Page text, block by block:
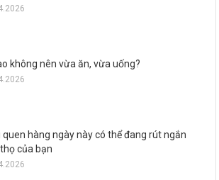
không nên vừa ăn, vừa uống?
quen hàng ngày này có thể đang rút ngắn
của bạn